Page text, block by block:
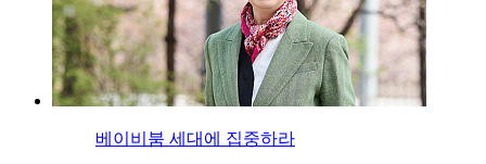
베이비붐 세대에 집중하라